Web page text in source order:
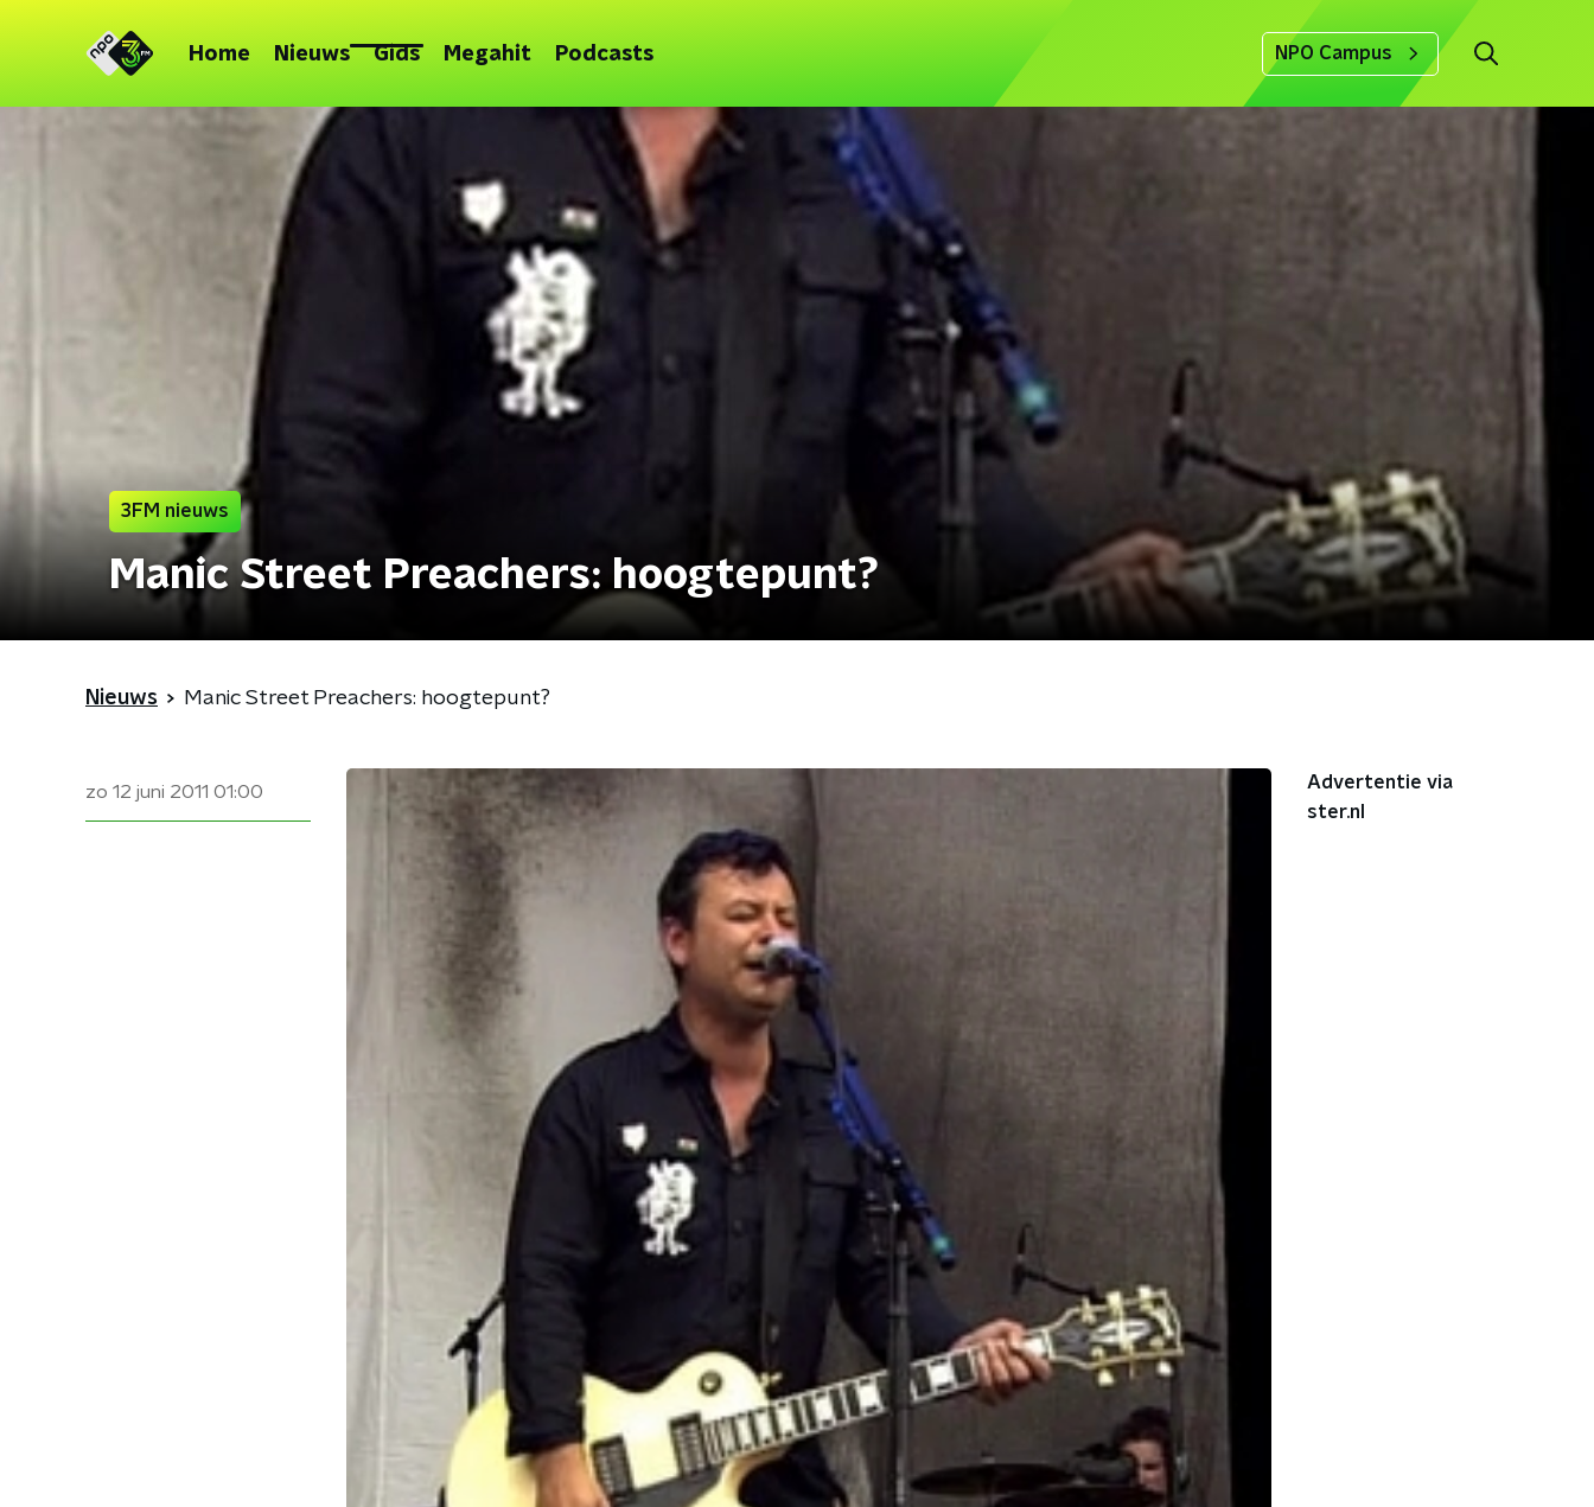
Home Nieuws Gids Megahit Podcasts NPO Campus
3FM nieuws
Manic Street Preachers: hoogtepunt?
Nieuws Manic Street Preachers: hoogtepunt?
zo 12 juni 2011 01:00
Advertentie via
ster.nl